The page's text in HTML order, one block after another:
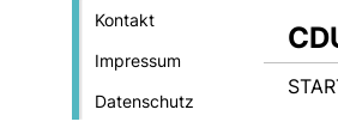
Kontakt
Impressum
Datenschutz